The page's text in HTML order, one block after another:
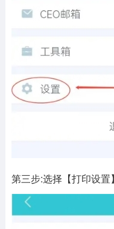
第三步:选择【打印设置